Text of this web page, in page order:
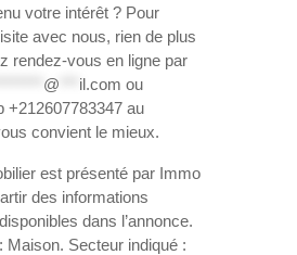
votre intérêt ? Pour
avec nous, rien de plus
rendez-vous en ligne par
@ il.com ou
+212607783347 au
convient le mieux.
est présenté par Immo
des informations
dans l’annonce.
Maison. Secteur indiqué :